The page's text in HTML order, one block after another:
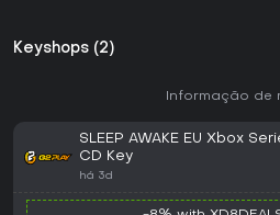
Keyshops (2)
Informação de
SLEEP AWAKE EU Xbox
CD Key
há 3d